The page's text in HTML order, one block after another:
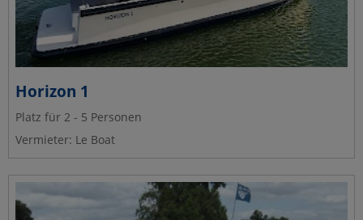
Horizon 1
Platz für 2 - 5 Personen
Vermieter: Le Boat